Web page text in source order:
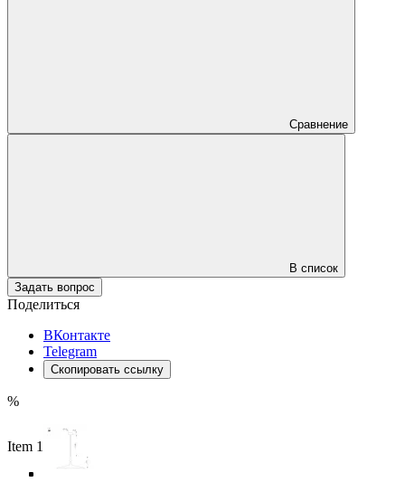
Сравнение
В список
Задать вопрос
Поделиться
ВКонтакте
Telegram
Скопировать ссылку
%
Item 1 of 5